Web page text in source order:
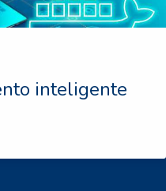
inteligente